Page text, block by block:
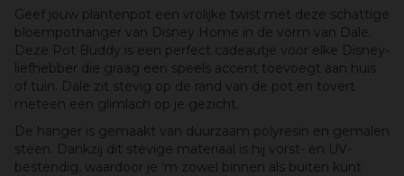
Geef jouw plantenpot een vrolijke twist met deze schattige
bloempothanger van Disney Home in de vorm van Dale.
Deze Pot Buddy is een perfect cadeautje voor elke Disney-
liefhebber die graag een speels accent toevoegt aan huis
of tuin. Dale zit stevig op de rand van de pot en tovert
meteen een glimlach op je gezicht.
De hanger is gemaakt van duurzaam polyresin en gemalen
steen. Dankzij dit stevige materiaal is hij vorst- en UV-
bestendig, waardoor je ‘m zowel binnen als buiten kunt